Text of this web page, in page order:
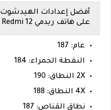
أفضل إعدادات
على هاتف ريدمي Xiaomi Redmi 12:
عام: 187
النقطة الحمراء: 184
2X النطاق: 190
4X النطاق: 188
نطاق القناص: 187